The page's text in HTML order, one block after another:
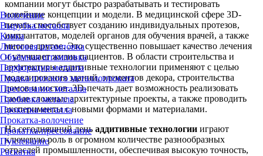
Волочение
Вырубка металла
Ковка
Листовая штамповка
Объёмная штамповка
Перфорация металла
Правка плоского металлопроката
Прессование металла
Пробивка металла
Прокатка металла
Прокатка-волочение
Прокатка-прессование
Пуклевание
Раскатка
компании могут быстро разрабатывать и тестировать
новейшие концепции и модели. В медицинской сфере 3D-
печать способствует созданию индивидуальных протезов,
имплантатов, моделей органов для обучения врачей, а также
многое другое. Это существенно повышает качество лечения
и улучшает жизнь пациентов. В области строительства и
архитектуры аддитивные технологии применяют с целью
моделирования зданий, элементов декора, строительства
домов и мостов. 3D-печать дает возможность реализовать
самые сложные архитектурные проекты, а также проводить
эксперименты с новыми формами и материалами.
На сегодняшний день аддитивные технологии играют
ключевую роль в огромном количестве разнообразных
отраслей промышленности, обеспечивая высокую точность,